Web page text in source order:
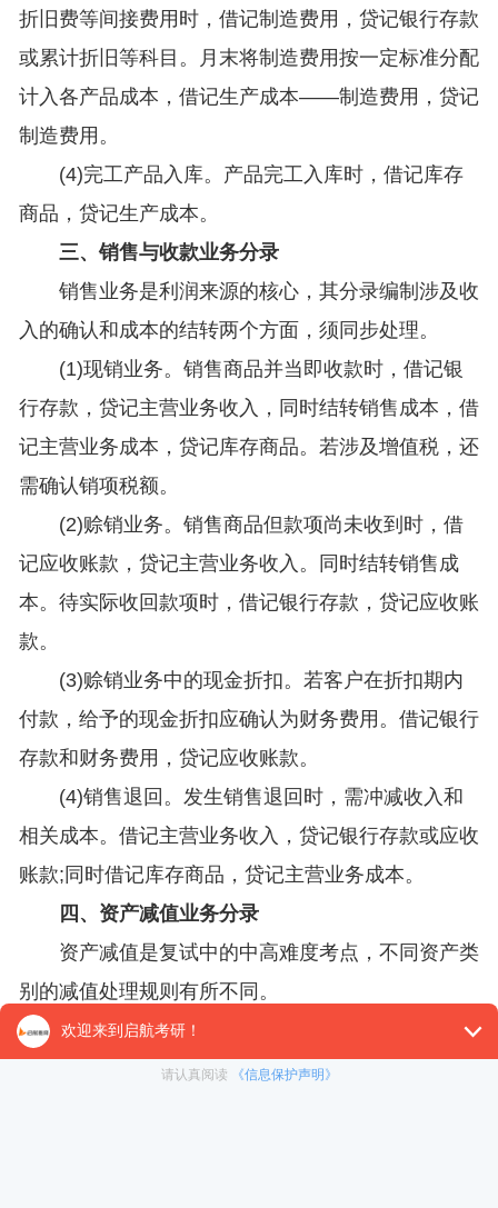
折旧费等间接费用时，借记制造费用，贷记银行存款
或累计折旧等科目。月末将制造费用按一定标准分配
计入各产品成本，借记生产成本——制造费用，贷记
制造费用。
(4)完工产品入库。产品完工入库时，借记库存
商品，贷记生产成本。
三、销售与收款业务分录
销售业务是利润来源的核心，其分录编制涉及收
入的确认和成本的结转两个方面，须同步处理。
(1)现销业务。销售商品并当即收款时，借记银
行存款，贷记主营业务收入，同时结转销售成本，借
记主营业务成本，贷记库存商品。若涉及增值税，还
需确认销项税额。
(2)赊销业务。销售商品但款项尚未收到时，借
记应收账款，贷记主营业务收入。同时结转销售成
本。待实际收回款项时，借记银行存款，贷记应收账
款。
(3)赊销业务中的现金折扣。若客户在折扣期内
付款，给予的现金折扣应确认为财务费用。借记银行
存款和财务费用，贷记应收账款。
(4)销售退回。发生销售退回时，需冲减收入和
相关成本。借记主营业务收入，贷记银行存款或应收
账款;同时借记库存商品，贷记主营业务成本。
四、资产减值业务分录
资产减值是复试中的中高难度考点，不同资产类
别的减值处理规则有所不同。
(1)存货跌价准备。期末存货成本高于可变现净
值时，借记资产减值损失，贷记存货跌价准备。若以